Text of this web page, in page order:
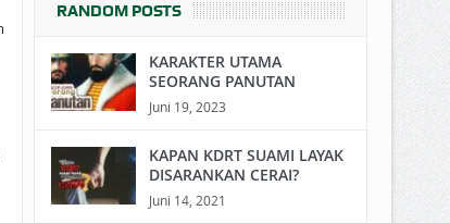
RANDOM POSTS
KARAKTER UTAMA
SEORANG PANUTAN
Juni 19, 2023
KAPAN KDRT SUAMI LAYAK
DISARANKAN CERAI?
Juni 14, 2021